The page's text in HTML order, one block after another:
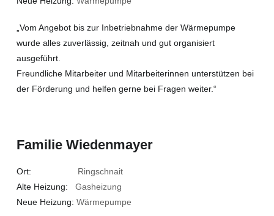
„Vom Angebot bis zur Inbetriebnahme der Wärmepumpe
wurde alles zuverlässig, zeitnah und gut organisiert
ausgeführt.
Freundliche Mitarbeiter und Mitarbeiterinnen unterstützen bei
der Förderung und helfen gerne bei Fragen weiter.“
Familie Wiedenmayer
Ort: Ringschnait
Alte Heizung: Gasheizung
Neue Heizung: Wärmepumpe